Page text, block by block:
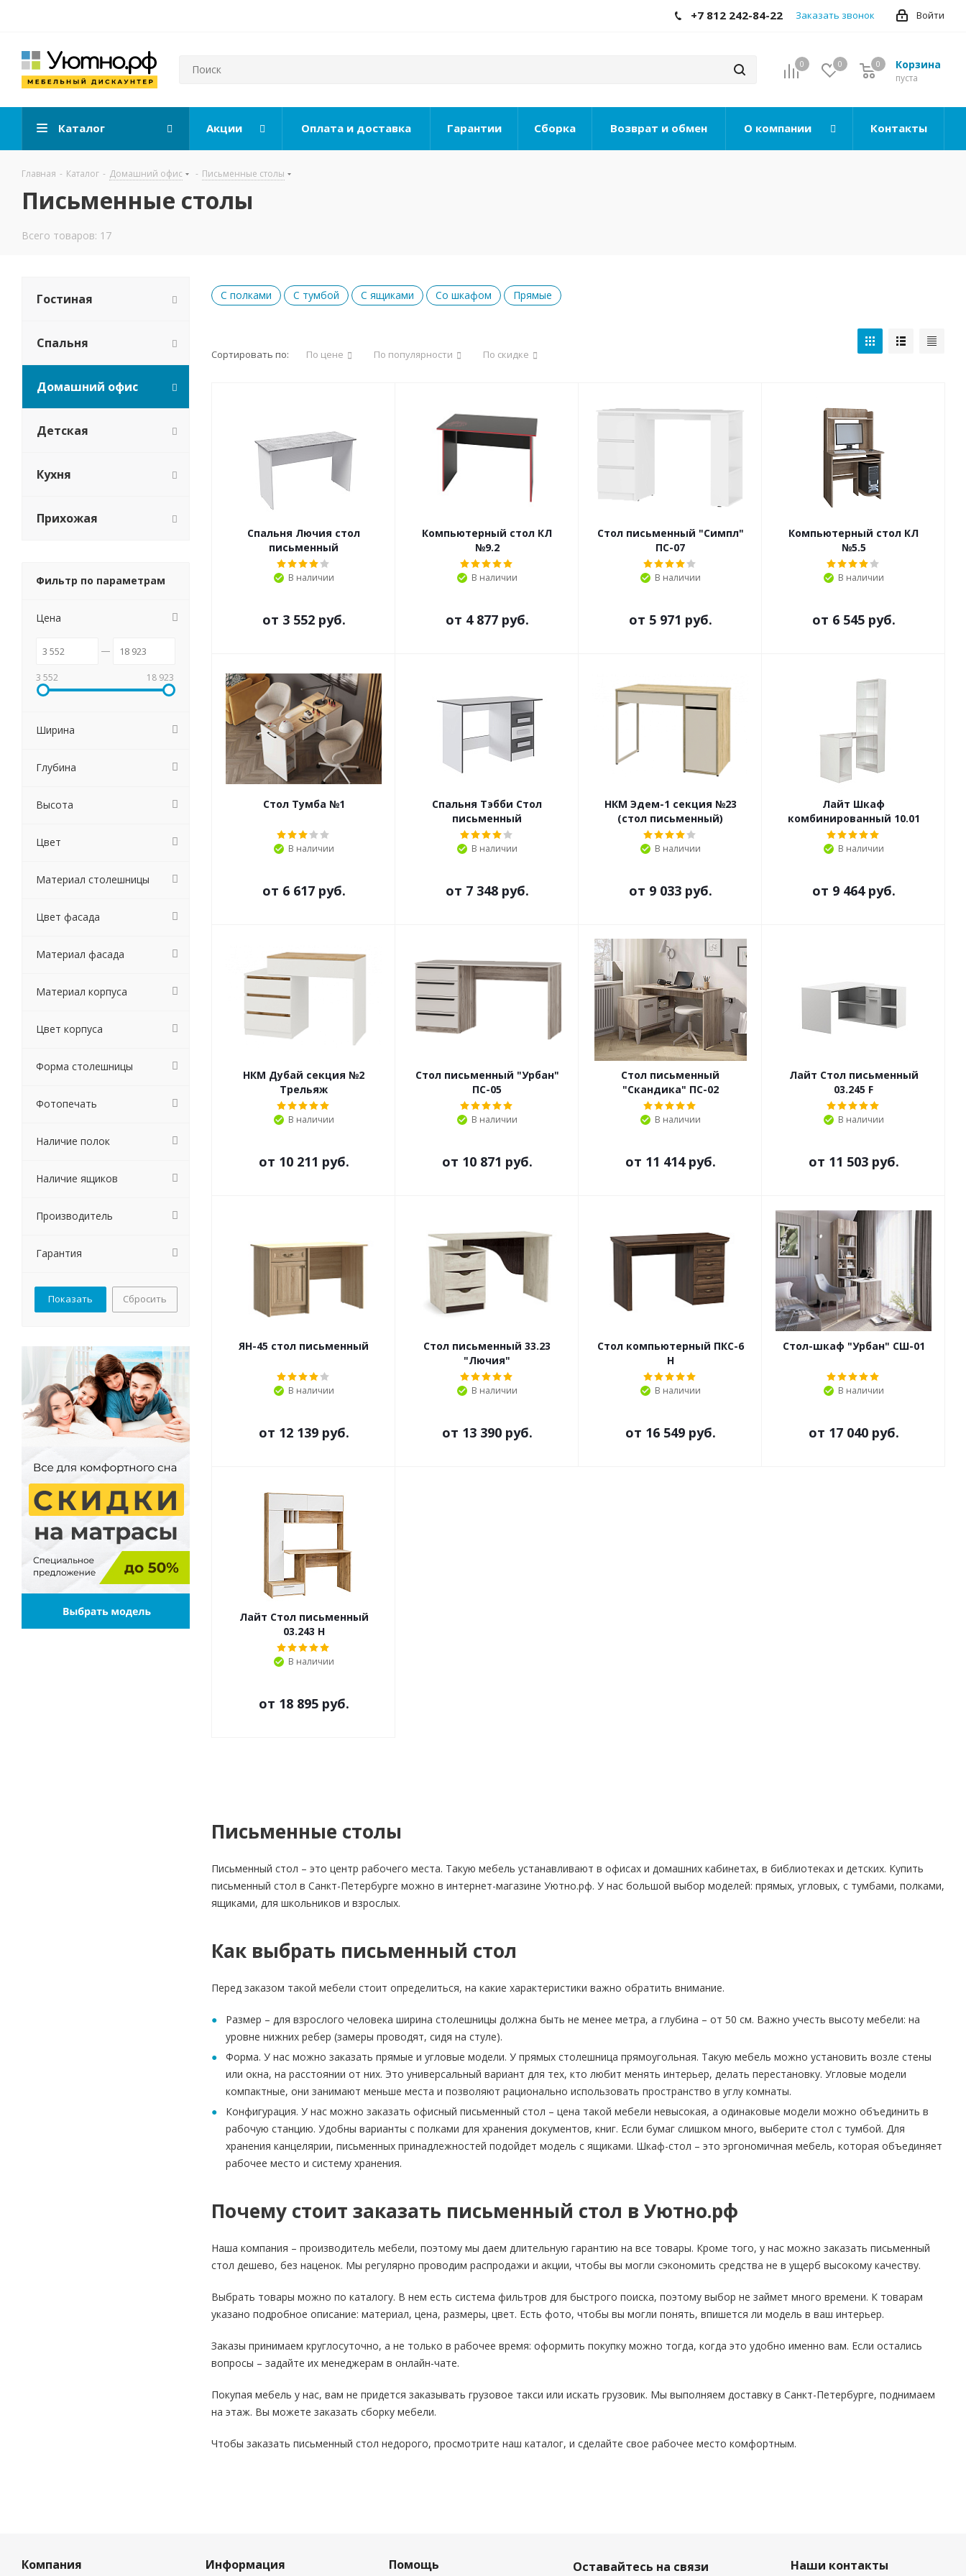
Войти
+7 812 242-84-22 Заказать звонок
0 0 Корзина
0
пуста
0
Каталог Акции Оплата и доставка Гарантии Сборка Возврат и обмен О компании Контакты
Главная - Каталог - Домашний офис - Письменные столы
Письменные столы
Всего товаров: 17
С полками С тумбой С ящиками Со шкафом Прямые
Сортировать по: По цене По популярности По скидке
Спальня Лючия стол
письменный
В наличии
от 3 552 руб.
Компьютерный стол КЛ
№9.2
В наличии
от 4 877 руб.
Стол письменный "Симпл"
ПС-07
В наличии
от 5 971 руб.
Компьютерный стол КЛ
№5.5
В наличии
от 6 545 руб.
Стол Тумба №1
В наличии
от 6 617 руб.
Спальня Тэбби Стол
письменный
В наличии
от 7 348 руб.
НКМ Эдем-1 секция №23
(стол письменный)
В наличии
от 9 033 руб.
Лайт Шкаф
комбинированный 10.01
В наличии
от 9 464 руб.
НКМ Дубай секция №2
Трельяж
В наличии
от 10 211 руб.
Стол письменный "Урбан"
ПС-05
В наличии
от 10 871 руб.
Стол письменный
"Скандика" ПС-02
В наличии
от 11 414 руб.
Лайт Стол письменный
03.245 F
В наличии
от 11 503 руб.
ЯН-45 стол письменный
В наличии
от 12 139 руб.
Стол письменный 33.23
"Лючия"
В наличии
от 13 390 руб.
Стол компьютерный ПКС-6
Н
В наличии
от 16 549 руб.
Стол-шкаф "Урбан" СШ-01
В наличии
от 17 040 руб.
Лайт Стол письменный
03.243 Н
В наличии
от 18 895 руб.
Письменные столы
Письменный стол – это центр рабочего места. Такую мебель устанавливают в офисах и домашних кабинетах, в библиотеках и детских. Купить
письменный стол в Санкт-Петербурге можно в интернет-магазине Уютно.рф. У нас большой выбор моделей: прямых, угловых, с тумбами, полками,
ящиками, для школьников и взрослых.
Как выбрать письменный стол
Перед заказом такой мебели стоит определиться, на какие характеристики важно обратить внимание.
Размер – для взрослого человека ширина столешницы должна быть не менее метра, а глубина – от 50 см. Важно учесть высоту мебели: на
уровне нижних ребер (замеры проводят, сидя на стуле).
Форма. У нас можно заказать прямые и угловые модели. У прямых столешница прямоугольная. Такую мебель можно установить возле стены
или окна, на расстоянии от них. Это универсальный вариант для тех, кто любит менять интерьер, делать перестановку. Угловые модели
компактные, они занимают меньше места и позволяют рационально использовать пространство в углу комнаты.
Конфигурация. У нас можно заказать офисный письменный стол – цена такой мебели невысокая, а одинаковые модели можно объединить в
рабочую станцию. Удобны варианты с полками для хранения документов, книг. Если бумаг слишком много, выберите стол с тумбой. Для
хранения канцелярии, письменных принадлежностей подойдет модель с ящиками. Шкаф-стол – это эргономичная мебель, которая объединяет
рабочее место и систему хранения.
Почему стоит заказать письменный стол в Уютно.рф
Наша компания – производитель мебели, поэтому мы даем длительную гарантию на все товары. Кроме того, у нас можно заказать письменный
стол дешево, без наценок. Мы регулярно проводим распродажи и акции, чтобы вы могли сэкономить средства не в ущерб высокому качеству.
Выбрать товары можно по каталогу. В нем есть система фильтров для быстрого поиска, поэтому выбор не займет много времени. К товарам
указано подробное описание: материал, цена, размеры, цвет. Есть фото, чтобы вы могли понять, впишется ли модель в ваш интерьер.
Заказы принимаем круглосуточно, а не только в рабочее время: оформить покупку можно тогда, когда это удобно именно вам. Если остались
вопросы – задайте их менеджерам в онлайн-чате.
Покупая мебель у нас, вам не придется заказывать грузовое такси или искать грузовик. Мы выполняем доставку в Санкт-Петербурге, поднимаем
на этаж. Вы можете заказать сборку мебели.
Чтобы заказать письменный стол недорого, просмотрите наш каталог, и сделайте свое рабочее место комфортным.
Гостиная
Спальня
Домашний офис
Детская
Кухня
Прихожая
Фильтр по параметрам
Цена
3 552 18 923
Ширина
Глубина
Высота
Цвет
Материал столешницы
Цвет фасада
Материал фасада
Материал корпуса
Цвет корпуса
Форма столешницы
Фотопечать
Наличие полок
Наличие ящиков
Производитель
Гарантия
Сбросить
Компания Информация Помощь Оставайтесь на связи Наши контакты